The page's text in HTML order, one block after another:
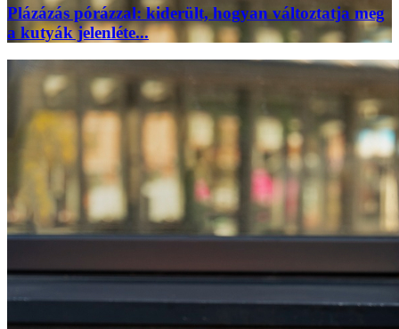
Plázázás pórázzal: kiderült, hogyan változtatja meg
a kutyák jelenléte...